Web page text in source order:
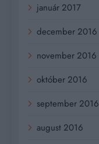
január 2017
december 2016
november 2016
október 2016
september 2016
august 2016